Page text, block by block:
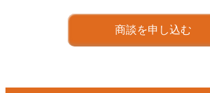
商談を申し込む